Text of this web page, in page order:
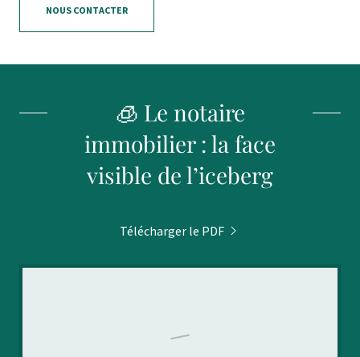
NOUS CONTACTER
🧊 Le notaire
immobilier : la face
visible de l’iceberg
Télécharger le PDF